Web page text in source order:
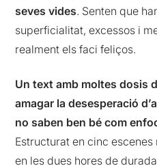
seves vides. Senten que
superficialitat, excessos i
realment els faci feliços.
Un text amb moltes dosis
amagar la desesperació
no saben ben bé com
Estructurat en cinc escenes
en les dues hores de